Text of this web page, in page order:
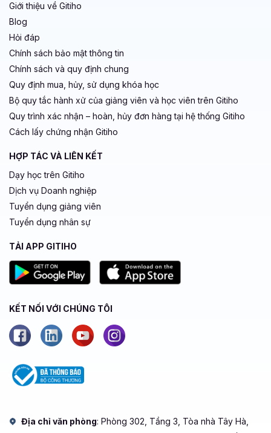
Giới thiệu về Gitiho
Blog
Hỏi đáp
Chính sách bảo mật thông tin
Chính sách và quy định chung
Quy định mua, hủy, sử dụng khóa học
Bộ quy tắc hành xử của giảng viên và học viên trên Gitiho
Quy trình xác nhận – hoàn, hủy đơn hàng tại hệ thống Gitiho
Cách lấy chứng nhận Gitiho
HỢP TÁC VÀ LIÊN KẾT
Dạy học trên Gitiho
Dịch vụ Doanh nghiệp
Tuyển dụng giảng viên
Tuyển dụng nhân sự
TẢI APP GITIHO
KẾT NỐI VỚI CHÚNG TÔI
Địa chỉ văn phòng: Phòng 302, Tầng 3, Tòa nhà Tây Hà,